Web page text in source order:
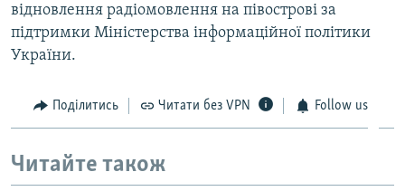
відновлення радіомовлення на півострові за
підтримки Міністерства інформаційної політики
України.
Поділитись Читати без VPN Follow us
Читайте також